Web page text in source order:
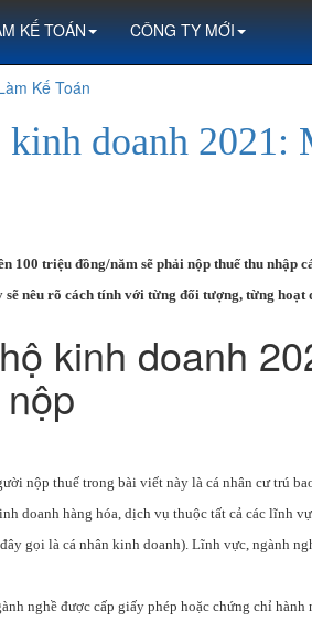
KẾ TOÁN CÔNG TY MỚI
Kế Toán
kinh doanh 2021:
100 triệu đồng/năm sẽ phải nộp thuế thu nhập
nêu rõ cách tính với từng đối tượng, từng hoạt
kinh doanh
nộp thuế trong bài viết này là cá nhân cư trú
doanh hàng hóa, dịch vụ thuộc tất cả các lĩnh
gọi là cá nhân kinh doanh). Lĩnh vực, ngành
nghề được cấp giấy phép hoặc chứng chỉ hành